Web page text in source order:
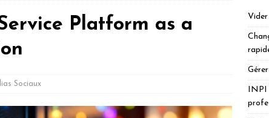
Platform as a
Sociaux
INPI